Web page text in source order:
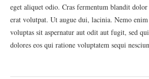
eget aliquet odio. Cras fermentum blandit
erat volutpat. Ut augue dui, lacinia. Nemo
voluptas sit aspernatur aut odit aut fugit, sed
dolores eos qui ratione voluptatem sequi